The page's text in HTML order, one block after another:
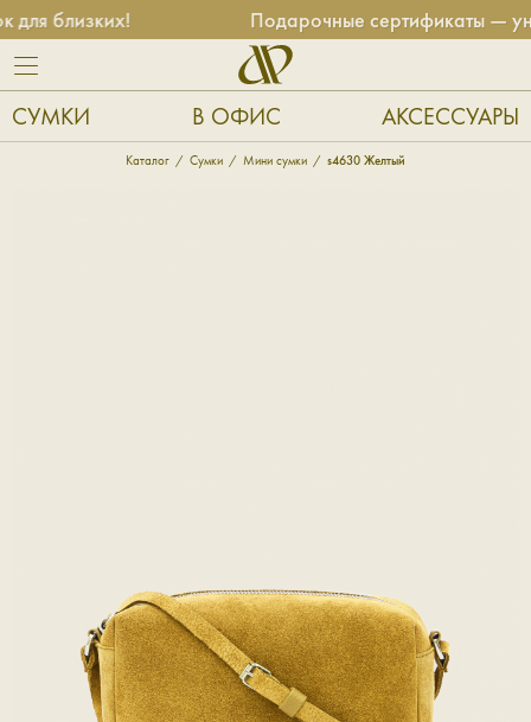
близких! Подарочные сертификаты —
СУМКИ В ОФИС АКСЕССУАРЫ
Каталог Сумки Мини сумки s4630 Желтый